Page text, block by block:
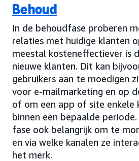
Behoud
In de behoudfase proberen
relaties met huidige klanten
meestal kosteneffectiever is
nieuwe klanten. Dit kan
gebruikers aan te moedigen
voor e-mailmarketing en op
of om een app of site enkele
binnen een bepaalde
fase ook belangrijk om te
en via welke kanalen ze
het merk.